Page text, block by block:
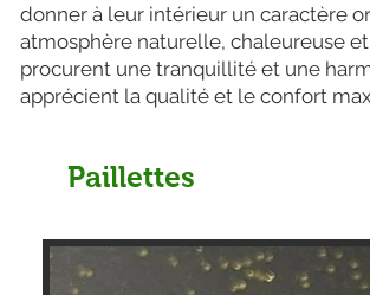
donner à leur intérieur un caractère
atmosphère naturelle, chaleureuse
procurent une tranquillité et une
apprécient la qualité et le confort
Paillettes